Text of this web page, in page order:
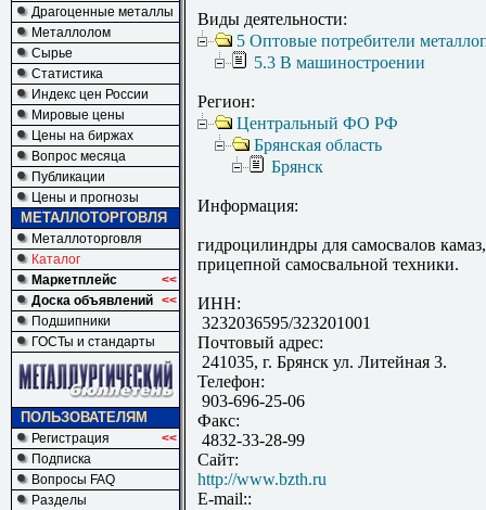
Драгоценные металлы
Металлолом
Сырье
Статистика
Индекс цен России
Мировые цены
Цены на биржах
Вопрос месяца
Публикации
Цены и прогнозы
МЕТАЛЛОТОРГОВЛЯ
Металлоторговля
Каталог
Маркетплейс
<<
Доска объявлений <<
Подшипники
ГОСТы и стандарты
ПОЛЬЗОВАТЕЛЯМ
Регистрация
<<
Подписка
Вопросы FAQ
Разделы
Виды деятельности:
5 Оптовые потребители
5.3 В машиностроении
Регион:
Центральный ФО РФ
Брянская область
Брянск
Информация:
гидроцилиндры для самосвалов
прицепной самосвальной техники.
ИНН:
3232036595/323201001
Почтовый адрес:
241035, г. Брянск ул. Литейная 3.
Телефон:
903-696-25-06
Факс:
4832-33-28-99
Сайт:
http://www.bzth.ru
E-mail::